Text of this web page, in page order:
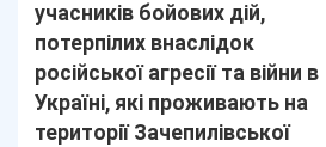
учасників бойових дій,
потерпілих внаслідок
російської агресії та війни в
Україні, які проживають на
території Зачепилівської